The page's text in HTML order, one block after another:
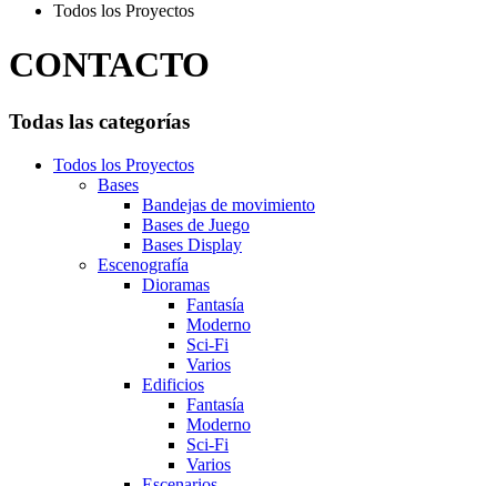
Todos los Proyectos
CONTACTO
Todas las categorías
Todos los Proyectos
Bases
Bandejas de movimiento
Bases de Juego
Bases Display
Escenografía
Dioramas
Fantasía
Moderno
Sci-Fi
Varios
Edificios
Fantasí­a
Moderno
Sci-Fi
Varios